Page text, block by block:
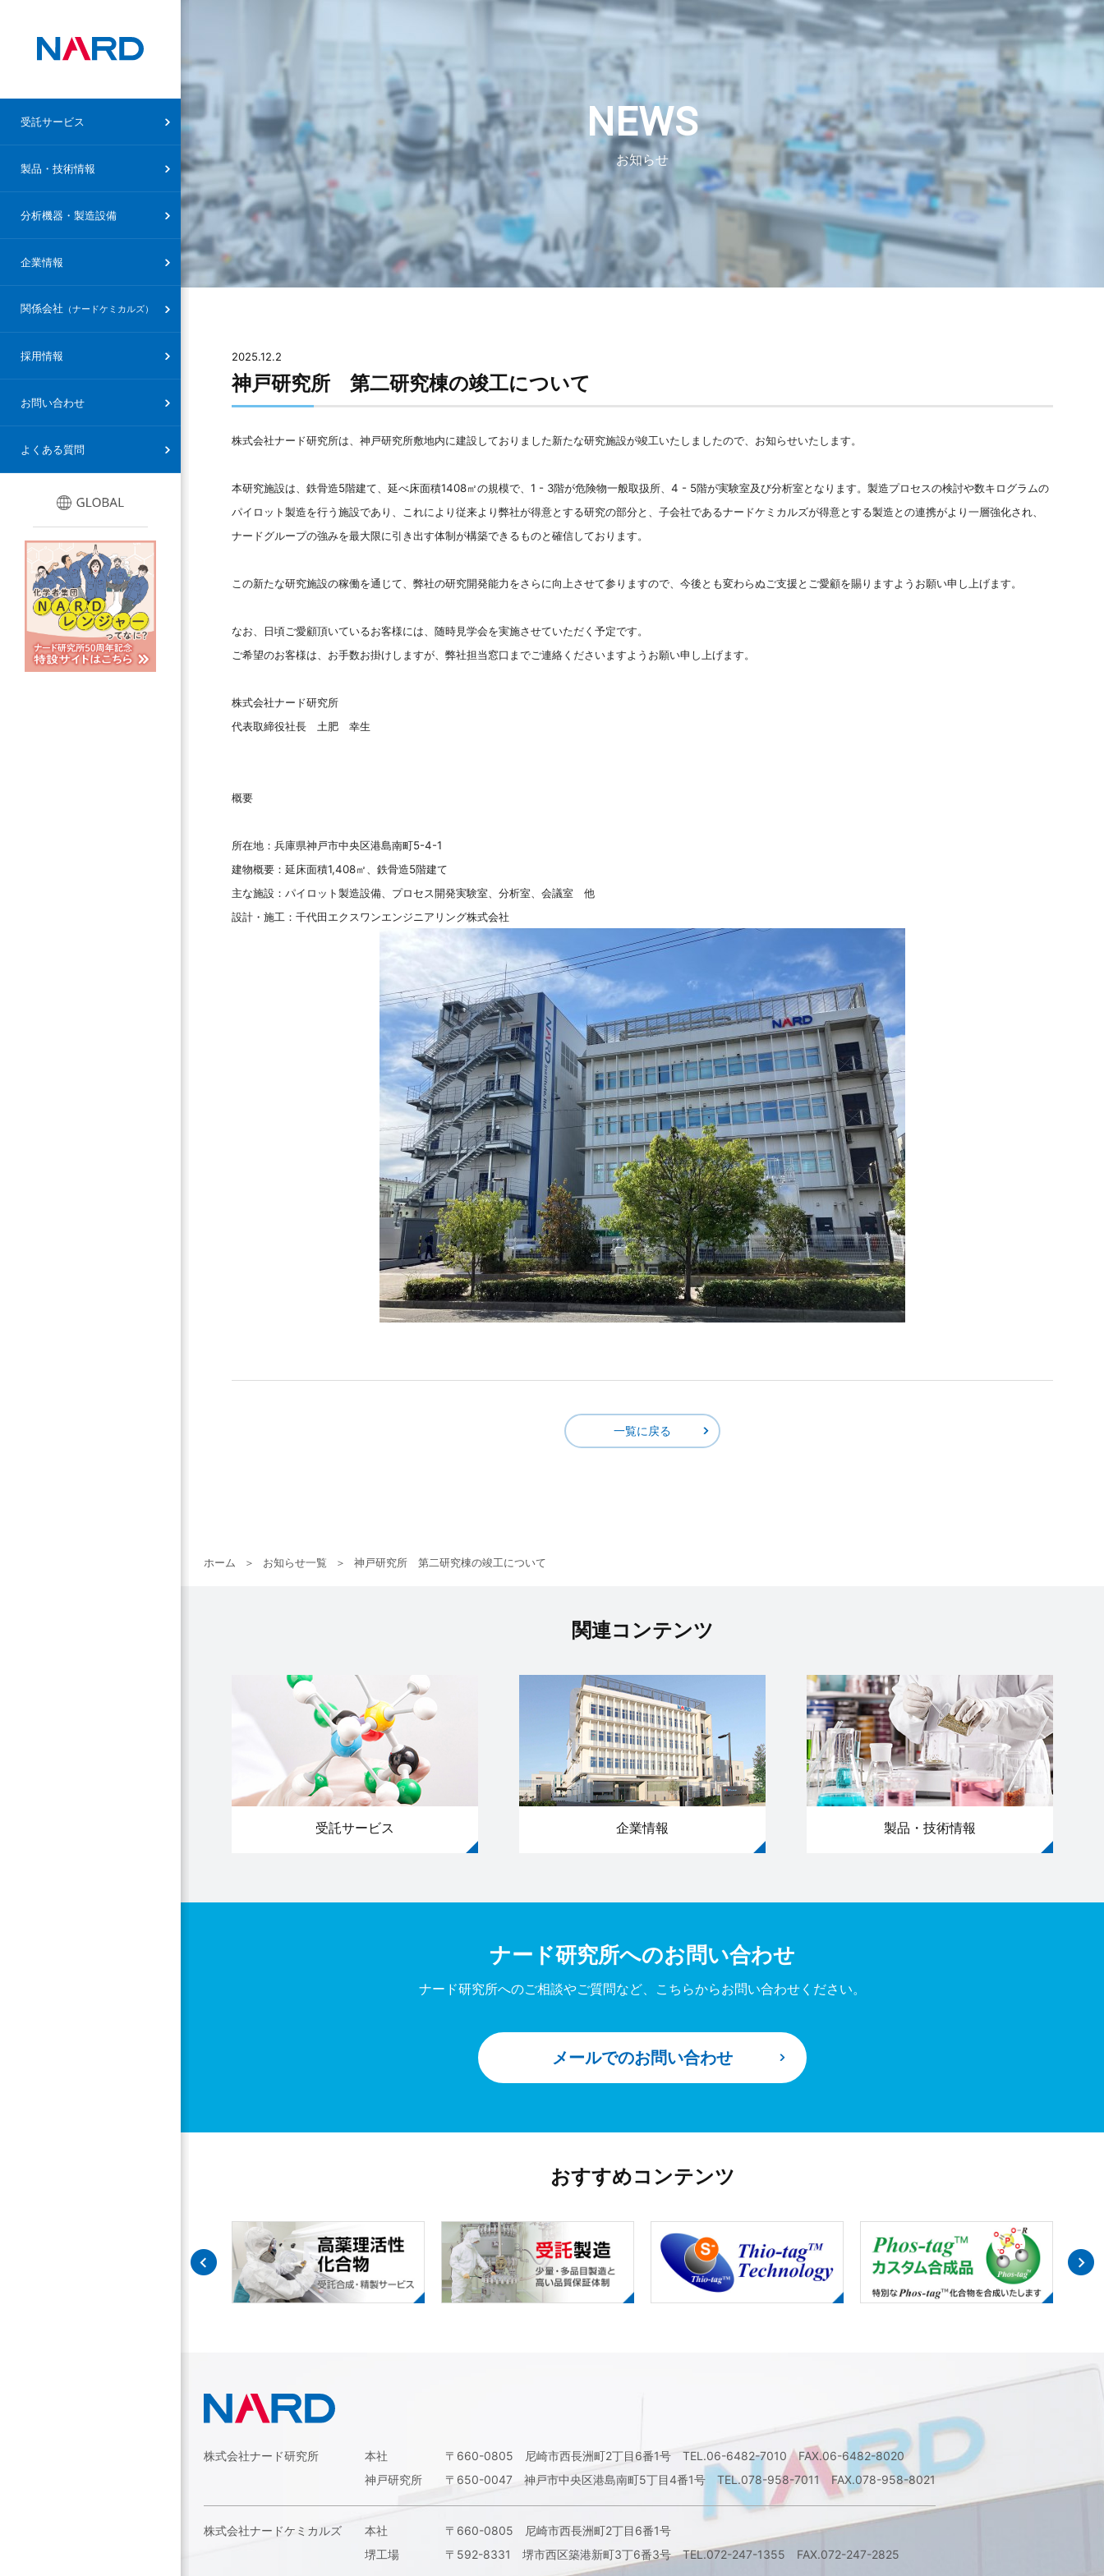
受託サービス
受託サービス トップ
受託製造
共同研究
製品・技術情報
製品・技術情報トップ
精製技術
製品
その他
分析機器・製造設備
ナード研究所
ナードケミカルズ
企業情報
企業情報トップ
会社概要・沿革
アクセスマップ
環境方針
関係会社 （ナードケミカルズ）
ナードケミカルズ トップ
設備概要
採用情報
お問い合わせ
よくある質問
NEWS
お知らせ
2025.12.2
神戸研究所 第二研究棟の竣工について
株式会社ナード研究所は、神戸研究所敷地内に建設しておりました新たな研究施設が竣工いたしましたので、お知らせいたします。
本研究施設は、鉄骨造5階建て、延べ床面積1408㎡の規模で、1 - 3階が危険物一般取扱所、4 - 5階が実験室及び分析室となります。製造プロセスの検討や数キログラムの
パイロット製造を行う施設であり、これにより従来より弊社が得意とする研究の部分と、子会社であるナードケミカルズが得意とする製造との連携がより一層強化され、
ナードグループの強みを最大限に引き出す体制が構築できるものと確信しております。
この新たな研究施設の稼働を通じて、弊社の研究開発能力をさらに向上させて参りますので、今後とも変わらぬご支援とご愛顧を賜りますようお願い申し上げます。
なお、日頃ご愛顧頂いているお客様には、随時見学会を実施させていただく予定です。
ご希望のお客様は、お手数お掛けしますが、弊社担当窓口までご連絡くださいますようお願い申し上げます。
株式会社ナード研究所
代表取締役社長 土肥 幸生
概要
所在地：兵庫県神戸市中央区港島南町5-4-1
建物概要：延床面積1,408㎡、鉄骨造5階建て
主な施設：パイロット製造設備、プロセス開発実験室、分析室、会議室 他
設計・施工：千代田エクスワンエンジニアリング株式会社
一覧に戻る
ホーム お知らせ一覧 神戸研究所 第二研究棟の竣工について
関連コンテンツ
受託サービス 企業情報 製品・技術情報
ナード研究所へのお問い合わせ
ナード研究所へのご相談やご質問など、 こちらからお問い合わせください。
メールでのお問い合わせ
おすすめコンテンツ
株式会社ナード研究所 本社 〒660-0805 尼崎市西長洲町2丁目6番1号TEL.06-6482-7010 FAX.06-6482-8020
神戸研究所
〒650-0047 神戸市中央区港島南町5丁目4番1号TEL.078-958-7011 FAX.078-958-8021
株式会社ナードケミカルズ 本社
〒660-0805 尼崎市西長洲町2丁目6番1号
堺工場
〒592-8331 堺市西区築港新町3丁6番3号TEL.072-247-1355 FAX.072-247-2825